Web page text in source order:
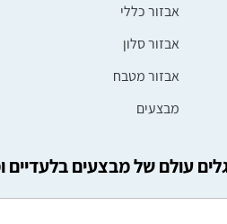
אבזור כללי
אבזור סלון
אבזור מטבח
מבצעים
עולם של מבצעים בלעדיים